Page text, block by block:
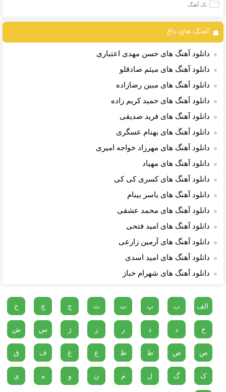
تک آهنگ
آهنگ های داغ
دانلود آهنگ های حسن مهدی اعتباری
دانلود آهنگ های میثم صادقلو
دانلود آهنگ های مبین رضازاده
دانلود آهنگ های حمید کریم زاده
دانلود آهنگ های فرید صدیقی
دانلود آهنگ های بهنام عسگری
دانلود آهنگ های مهرزاد خواجه امیری
دانلود آهنگ های مهیاد
دانلود آهنگ های کسری کی کی
دانلود آهنگ های یاسر بینام
دانلود آهنگ های محمد عشقی
دانلود آهنگ های امید فتحی
دانلود آهنگ های آرمین زارعی
دانلود آهنگ های امید اسدی
دانلود آهنگ های شهرام خباز
الف ب پ ت ث ج چ ح
خ د ذ ر ز ژ س ش
ص ض ط ظ ع غ ف ق
ک گ ل م ن و ه ی